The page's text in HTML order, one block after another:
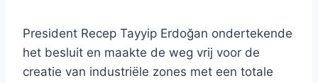
President Recep Tayyip Erdoğan ondertekende
het besluit en maakte de weg vrij voor de
creatie van industriële zones met een totale